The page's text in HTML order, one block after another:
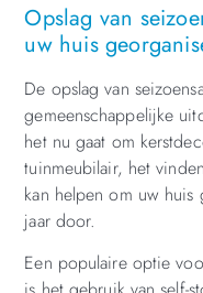
Opslag van
uw huis
De opslag van
gemeenschappelijke
het nu gaat om
tuinmeubilair, het
kan helpen om uw
jaar door.
Een populaire optie